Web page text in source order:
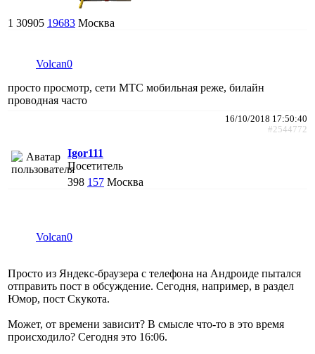
1 30905 19683 Москва
Volcan0
просто просмотр, сети МТС мобильная реже, билайн
проводная часто
16/10/2018 17:50:40
#2544772
Igor111
Посетитель
398 157 Москва
Volcan0
Просто из Яндекс-браузера с телефона на Андроиде пытался
отправить пост в обсуждение. Сегодня, например, в раздел
Юмор, пост Скукота.
Может, от времени зависит? В смысле что-то в это время
происходило? Сегодня это 16:06.